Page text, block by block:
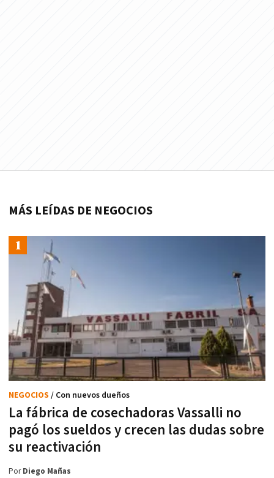
MÁS LEÍDAS DE NEGOCIOS
La fábrica de cosechadoras Vassalli no
pagó los sueldos y crecen las dudas sobre
su reactivación
NEGOCIOS / Con nuevos dueños
PorDiego Mañas